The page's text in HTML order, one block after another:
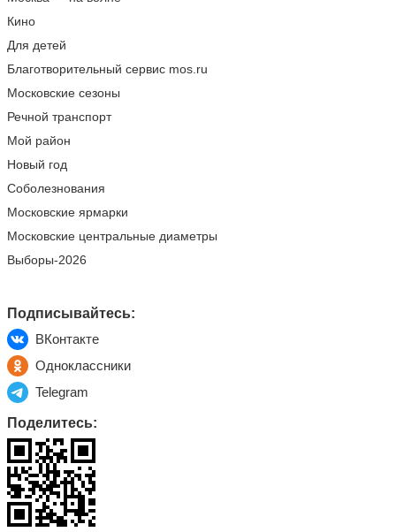
Кино
Для детей
Благотворительный сервис mos.ru
Московские сезоны
Речной транспорт
Мой район
Новый год
Соболезнования
Московские ярмарки
Московские центральные диаметры
Выборы-2026
Подписывайтесь:
ВКонтакте
Одноклассники
Telegram
Поделитесь: